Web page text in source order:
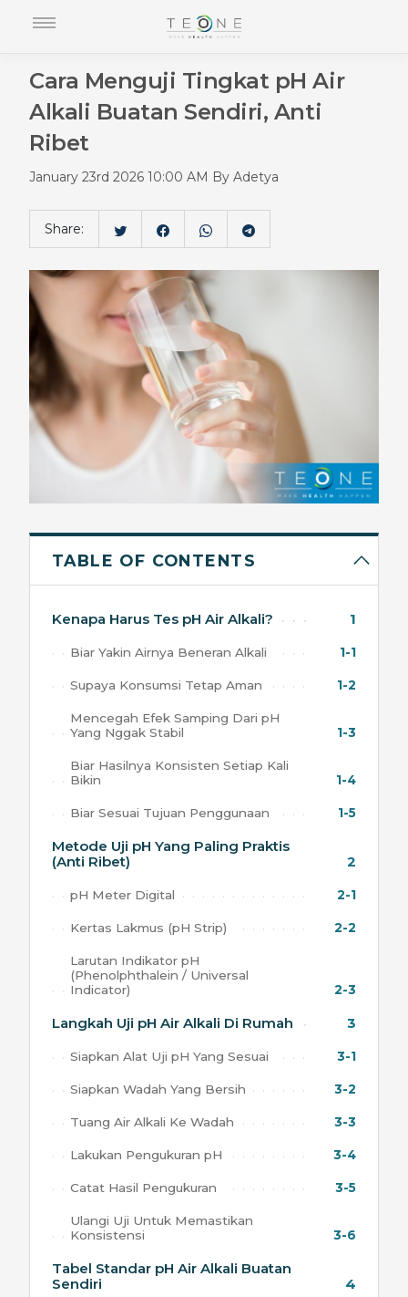
Cara Menguji Tingkat pH Air
Alkali Buatan Sendiri, Anti
Ribet
January 23rd 2026 10:00 AM By Adetya
Share:
TABLE OF CONTENTS
Kenapa Harus Tes pH Air Alkali? 1
Biar Yakin Airnya Beneran Alkali 1-1
Supaya Konsumsi Tetap Aman 1-2
Mencegah Efek Samping Dari pH
Yang Nggak Stabil
1-3
Biar Hasilnya Konsisten Setiap Kali
Bikin
1-4
Biar Sesuai Tujuan Penggunaan 1-5
Metode Uji pH Yang Paling Praktis
(Anti Ribet)
2
pH Meter Digital 2-1
Kertas Lakmus (pH Strip) 2-2
Larutan Indikator pH
(Phenolphthalein / Universal
Indicator)
2-3
Langkah Uji pH Air Alkali Di Rumah 3
Siapkan Alat Uji pH Yang Sesuai 3-1
Siapkan Wadah Yang Bersih 3-2
Tuang Air Alkali Ke Wadah 3-3
Lakukan Pengukuran pH 3-4
Catat Hasil Pengukuran 3-5
Ulangi Uji Untuk Memastikan
Konsistensi
3-6
Tabel Standar pH Air Alkali Buatan
Sendiri
4